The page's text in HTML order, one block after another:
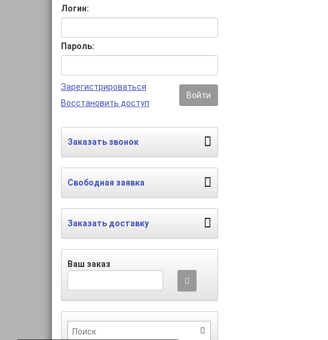
Логин:
Пароль:
Зарегистрироваться
Восстановить доступ
Войти
Заказать звонок
Свободная заявка
Заказать доставку
Ваш заказ